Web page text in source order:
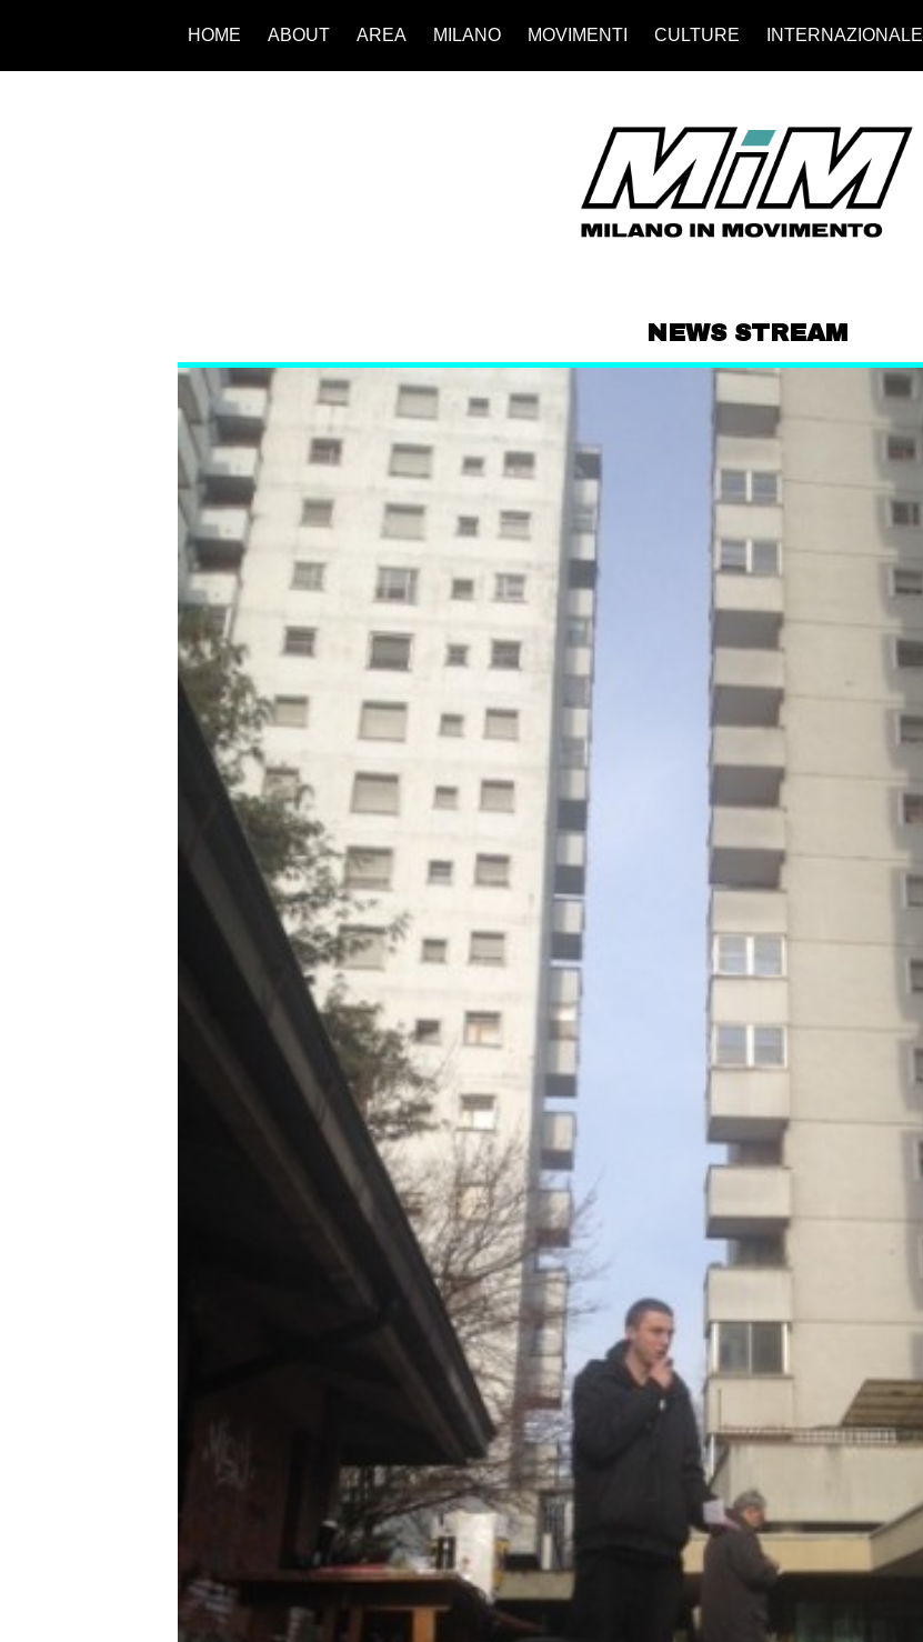
HOME ABOUT AREA MILANO MOVIMENTI CULTURE INTERNAZIONALE
NEWS STREAM